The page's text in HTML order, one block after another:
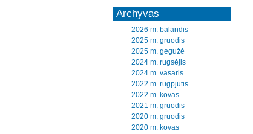
Archyvas
2026 m. balandis
2025 m. gruodis
2025 m. gegužė
2024 m. rugsėjis
2024 m. vasaris
2022 m. rugpjūtis
2022 m. kovas
2021 m. gruodis
2020 m. gruodis
2020 m. kovas